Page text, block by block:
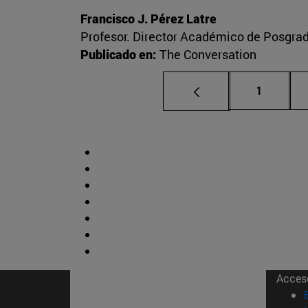
Francisco J. Pérez Latre
Profesor. Director Académico de
Publicado en: The Conversation
Página
1